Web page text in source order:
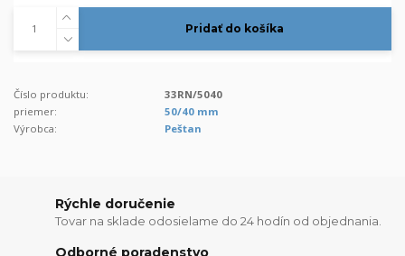
Pridať do košíka
Číslo produktu:
33RN/5040
priemer:
50/40 mm
Výrobca:
Peštan
Rýchle doručenie
Tovar na sklade odosielame do 24 hodín od objednania.
Odborné poradenstvo